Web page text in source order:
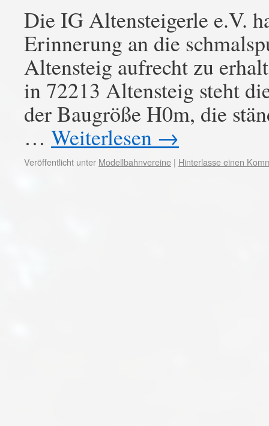
Die IG Altensteigerle e.V.
Erinnerung an die
Altensteig aufrecht zu
in 72213 Altensteig steht
der Baugröße H0m, die
… Weiterlesen →
Veröffentlicht unter Modellbahnvereine | Hinterlasse einen